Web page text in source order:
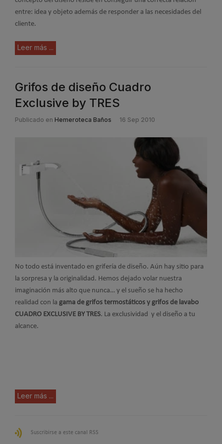
entre: idea y objeto además de responder a las necesidades del
cliente.
Leer más ...
Grifos de diseño Cuadro
Exclusive by TRES
Publicado en Hemeroteca Baños 16 Sep 2010
No todo está inventado en grifería de diseño. Aún hay sitio para
la sorpresa y la originalidad. Hemos dejado volar nuestra
imaginación más alto que nunca… y el sueño se ha hecho
realidad con la gama de grifos termostáticos y grifos de lavabo
CUADRO EXCLUSIVE BY TRES. La exclusividad y el diseño a tu
alcance.
Leer más ...
Suscribirse a este canal RSS